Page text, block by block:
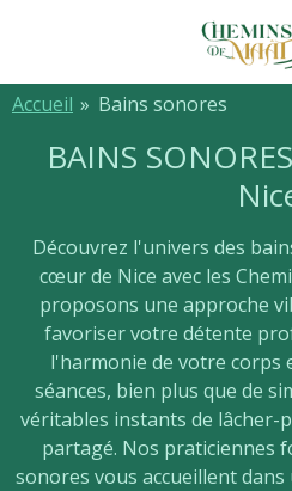
contenu
principal
Accueil » Bains sonores
BAINS
Découvrez l'univers des
cœur de Nice avec les
proposons une approche
favoriser votre détente
l'harmonie de votre corps
séances, bien plus que de
véritables instants de lâcher-
partagé. Nos praticiennes
sonores vous accueillent